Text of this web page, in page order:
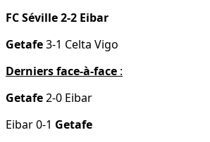
FC Séville 2-2 Eibar
Getafe3-1 Celta Vigo
Derniers face-à-face :
Getafe2-0 Eibar
Eibar 0-1 Getafe